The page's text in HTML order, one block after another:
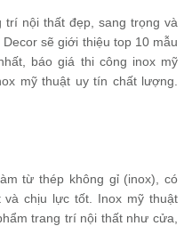
trí nội thất đẹp, sang trọng và
sẽ giới thiệu top 10 mẫu
báo giá thi công inox mỹ
mỹ thuật uy tín chất lượng.
từ thép không gỉ (inox), có
và chịu lực tốt. Inox mỹ thuật
trang trí nội thất như cửa,